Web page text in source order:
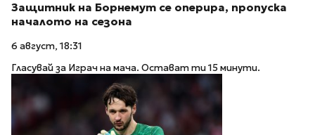
Защитник на Борнемут се оперира, пропуска
началото на сезона
6 август, 18:31
Гласувай за Играч на мача. Остават ти 15 минути.